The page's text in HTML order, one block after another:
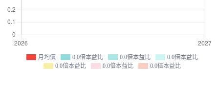
月均價 0.0倍本益比 0.0倍本益比
0.0倍本益比
0.0倍本益比
0.0倍本益比 0.0倍本益比